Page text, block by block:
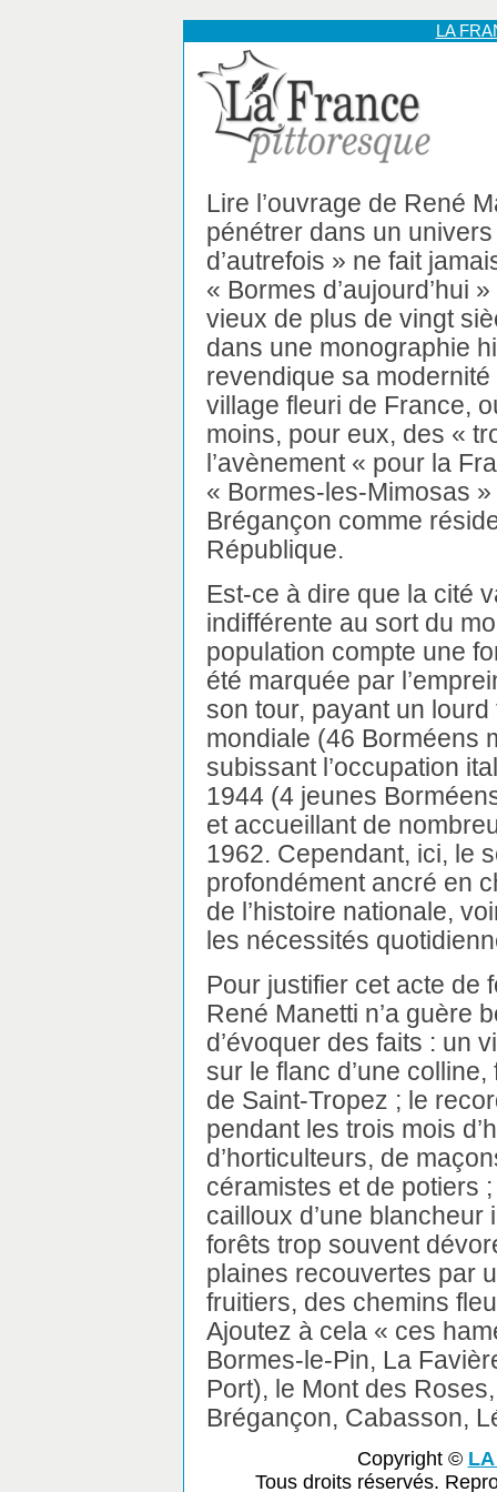
LA
Lire l’ouvrage de René
pénétrer dans un
d’autrefois » ne fait
« Bormes d’aujourd’hui
vieux de plus de vingt
dans une monographie
revendique sa
village fleuri de France,
moins, pour eux, des «
l’avènement « pour la
« Bormes-les-Mimosas
Brégançon comme
République.
Est-ce à dire que la cité
indifférente au sort du
population compte une
été marquée par
son tour, payant un
mondiale (46 Borméens
subissant l’occupation
1944 (4 jeunes
et accueillant de
1962. Cependant, ici, le
profondément ancré en
de l’histoire nationale,
les nécessités
Pour justifier cet acte de
René Manetti n’a guère
d’évoquer des faits : un
sur le flanc d’une
de Saint-Tropez ; le
pendant les trois mois
d’horticulteurs, de
céramistes et de potiers
cailloux d’une
forêts trop souvent
plaines recouvertes par
fruitiers, des chemins
Ajoutez à cela « ces
Bormes-le-Pin, La
Port), le Mont des
Brégançon, Cabasson,
Copyright ©
Tous droits réservés.